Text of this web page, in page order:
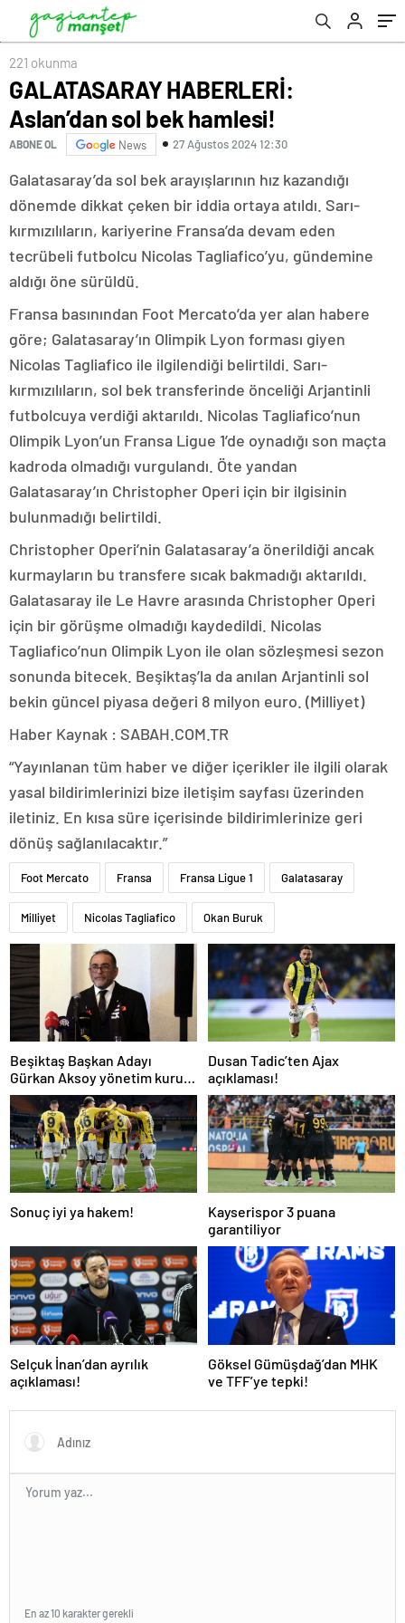
221 okunma
GALATASARAY HABERLERİ:
Aslan’dan sol bek hamlesi!
ABONE OL News 27 Ağustos 2024 12:30
Galatasaray’da sol bek arayışlarının hız kazandığı
dönemde dikkat çeken bir iddia ortaya atıldı. Sarı-
kırmızılıların, kariyerine Fransa’da devam eden
tecrübeli futbolcu Nicolas Tagliafico’yu, gündemine
aldığı öne sürüldü.
Fransa basınından Foot Mercato’da yer alan habere
göre; Galatasaray’ın Olimpik Lyon forması giyen
Nicolas Tagliafico ile ilgilendiği belirtildi. Sarı-
kırmızılıların, sol bek transferinde önceliği Arjantinli
futbolcuya verdiği aktarıldı. Nicolas Tagliafico’nun
Olimpik Lyon’un Fransa Ligue 1’de oynadığı son maçta
kadroda olmadığı vurgulandı. Öte yandan
Galatasaray’ın Christopher Operi için bir ilgisinin
bulunmadığı belirtildi.
Christopher Operi’nin Galatasaray’a önerildiği ancak
kurmayların bu transfere sıcak bakmadığı aktarıldı.
Galatasaray ile Le Havre arasında Christopher Operi
için bir görüşme olmadığı kaydedildi. Nicolas
Tagliafico’nun Olimpik Lyon ile olan sözleşmesi sezon
sonunda bitecek. Beşiktaş’la da anılan Arjantinli sol
bekin güncel piyasa değeri 8 milyon euro. (Milliyet)
Haber Kaynak : SABAH.COM.TR
“Yayınlanan tüm haber ve diğer içerikler ile ilgili olarak
yasal bildirimlerinizi bize iletişim sayfası üzerinden
iletiniz. En kısa süre içerisinde bildirimlerinize geri
dönüş sağlanılacaktır.”
Foot Mercato Fransa Fransa Ligue 1 Galatasaray
Milliyet Nicolas Tagliafico Okan Buruk
Beşiktaş Başkan Adayı
Gürkan Aksoy yönetim kurulu
listesini tanıttı
Dusan Tadic’ten Ajax
açıklaması!
Sonuç iyi ya hakem!
Kayserispor 3 puana
garantiliyor
Selçuk İnan’dan ayrılık
açıklaması!
Göksel Gümüşdağ’dan MHK
ve TFF’ye tepki!
En az 10 karakter gerekli